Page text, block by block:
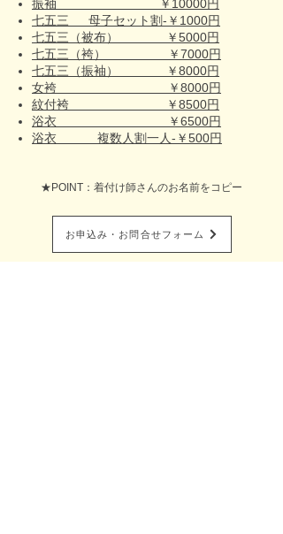
振袖 ￥10000円
七五三 母子セット割-￥1000円
七五三（被布） ￥5000円
七五三（袴） ￥7000円
七五三（振袖） ￥8000円
女袴 ￥8000円
紋付袴 ￥8500円
浴衣 ￥6500円
浴衣 複数人割一人-￥500円
★POINT：着付け師さんのお名前をコピー
お申込み・お問合せフォーム